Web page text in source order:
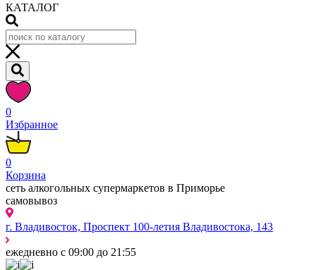
КАТАЛОГ
0
Избранное
0
Корзина
сеть алкогольных супермаркетов в Приморье
самовывоз
г. Владивосток, Проспект 100-летия Владивостока, 143
ежедневно с 09:00 до 21:55